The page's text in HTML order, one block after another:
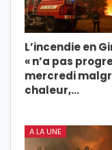
L’incendie en
« n’a pas
mercredi
chaleur,…
A LA UNE